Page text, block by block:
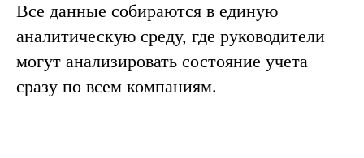
Все данные собираются в единую
аналитическую среду, где руководители
могут анализировать состояние учета
сразу по всем компаниям.